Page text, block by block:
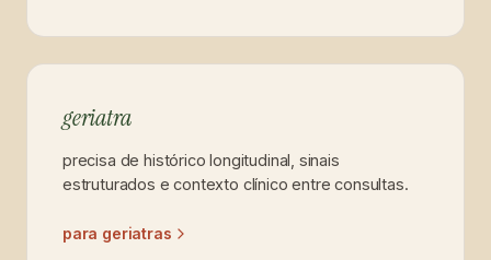
geriatra
precisa de histórico longitudinal, sinais
estruturados e contexto clínico entre consultas.
para geriatras